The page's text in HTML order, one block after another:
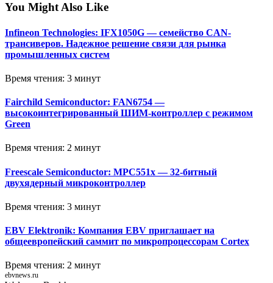
You Might Also Like
Infineon Technologies: IFX1050G — семейство CAN-
трансиверов. Надежное решение связи для рынка
промышленных систем
Время чтения: 3 минут
Fairchild Semiconductor: FAN6754 —
высокоинтегрированный ШИМ-контроллер с режимом
Green
Время чтения: 2 минут
Freescale Semiconductor: MPC551x — 32-битный
двухядерный микроконтроллер
Время чтения: 3 минут
EBV Elektronik: Компания EBV приглашает на
общеевропейский саммит по микропроцессорам Cortex
Время чтения: 2 минут
ebvnews.ru